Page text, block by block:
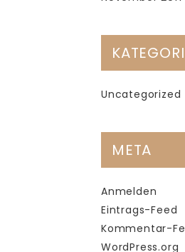
Uncategorized
META
Anmelden
Eintrags-Feed
Kommentar-
WordPress.org